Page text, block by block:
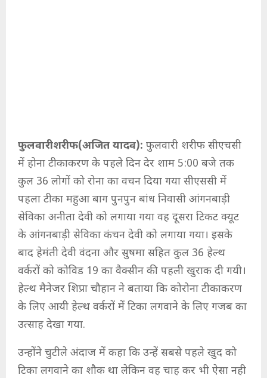
फुलवारीशरीफ(अजित यादव): फुलवारी शरीफ सीएचसी
में होना टीकाकरण के पहले दिन देर शाम 5:00 बजे तक
कुल 36 लोगों को रोना का वचन दिया गया सीएससी में
पहला टीका महुआ बाग पुनपुन बांध निवासी आंगनबाड़ी
सेविका अनीता देवी को लगाया गया वह दूसरा टिकट क्यूट
के आंगनबाड़ी सेविका कंचन देवी को लगाया गया। इसके
बाद हेमंती देवी वंदना और सुषमा सहित कुल 36 हेल्थ
वर्करों को कोविड 19 का वैक्सीन की पहली खुराक दी गयी।
हेल्थ मैनेजर शिप्रा चौहान ने बताया कि कोरोना टीकाकरण
के लिए आयी हेल्थ वर्करों में टिका लगवाने के लिए गजब का
उत्साह देखा गया.
उन्होंने चुटीले अंदाज में कहा कि उन्हें सबसे पहले खुद को
टिका लगवाने का शौक था लेकिन वह चाह कर भी ऐसा नही